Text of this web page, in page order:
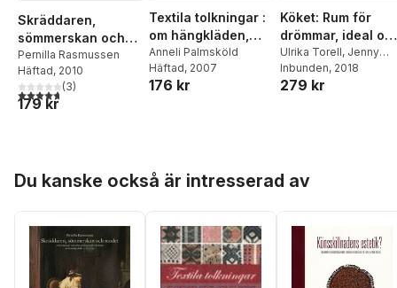
Skräddaren,
sömmerskan och
modet :
arbetsmetoder och
arbetsdelning i
tillverkningen av
Pernilla Rasmussen
Häftad, 2010
4,7utav 5 stjärnor. Totalt antal röster:
(3)
179 kr
Textila tolkningar :
om hängkläden,
drättar, lister och
takdukar
Anneli Palmsköld
Häftad, 2007
176 kr
Köket: Rum för
drömmar, ideal
vardagsliv under
det långa 1900-
talet
Ulrika Torell, Jenny
Lee,Roger Qvarsell
Helena Bergman
Inbunden, 2018
279 kr
Du kanske också är intresserad av